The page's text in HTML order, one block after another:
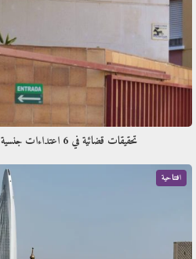
تحقيقات قضائية في 6 اعتداءات جنسية عقب التدفق الجماعي إلى…
افتتاحية